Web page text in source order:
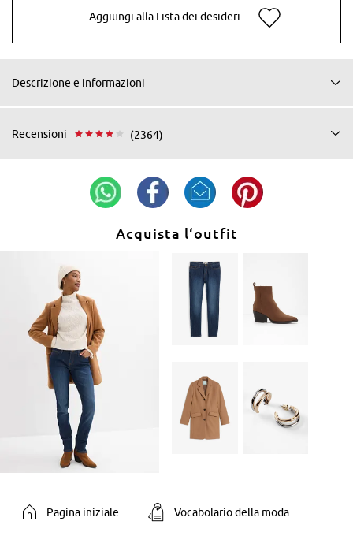
Aggiungi alla Lista dei desideri
Descrizione e informazioni
Recensioni (2364)
Acquista l‘outfit
Pagina iniziale Vocabolario della moda